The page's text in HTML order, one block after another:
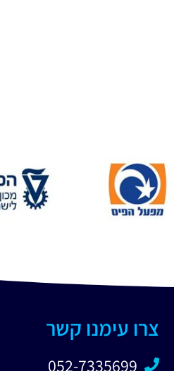
צרו עימנו קשר
052-7335699